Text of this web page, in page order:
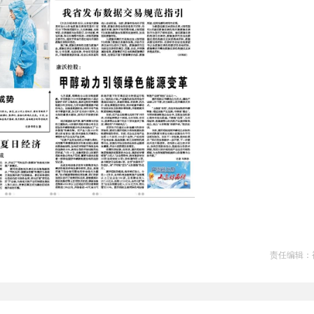
责任编辑：